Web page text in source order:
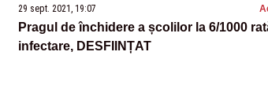
29 sept. 2021, 19:07
Pragul de închidere a școlilor la 6/1000
infectare, DESFIINȚAT